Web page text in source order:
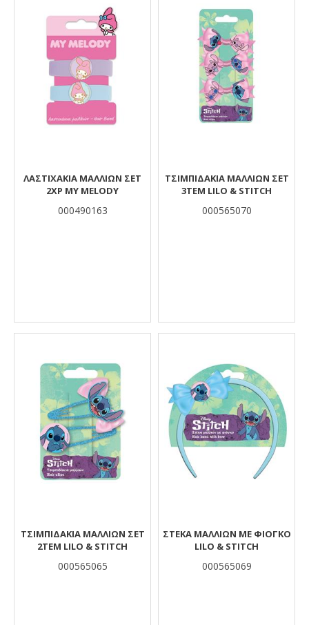
ΛΑΣΤΙΧΑΚΙΑ ΜΑΛΛΙΩΝ ΣΕΤ
2ΧΡ MY MELODY
000490163
ΤΣΙΜΠΙΔΑΚΙΑ ΜΑΛΛΙΩΝ ΣΕΤ
3ΤΕΜ LILO & STITCH
000565070
ΤΣΙΜΠΙΔΑΚΙΑ ΜΑΛΛΙΩΝ ΣΕΤ
2ΤΕΜ LILO & STITCH
000565065
ΣΤΕΚΑ ΜΑΛΛΙΩΝ ΜΕ ΦΙΟΓΚΟ
LILO & STITCH
000565069